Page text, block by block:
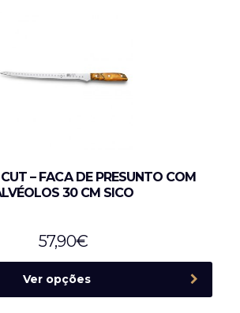
– FACA DE PRESUNTO COM
30 CM SICO
57,90€
Ver opções